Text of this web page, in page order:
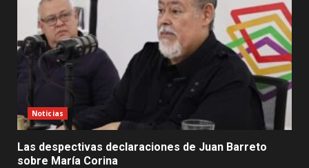
Noticias
Las despectivas declaraciones de Juan Barreto
sobre María Corina